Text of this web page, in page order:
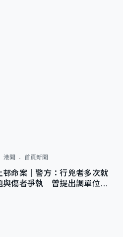
港聞 首頁新聞
邨命案｜警方：行兇者多次就
與傷者爭執 曾提出調單位已